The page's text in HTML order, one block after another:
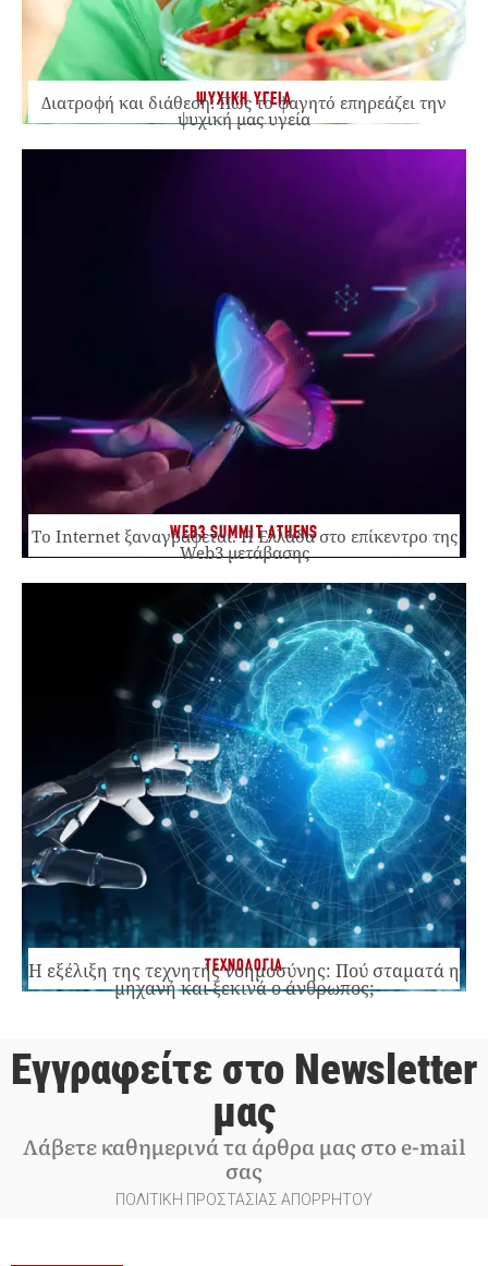
ΨΥΧΙΚΗ ΥΓΕΙΑ
Διατροφή και διάθεση: Πώς το φαγητό επηρεάζει την
ψυχική μας υγεία
WEB3 SUMMIT ATHENS
Το Internet ξαναγράφεται. Η Ελλάδα στο επίκεντρο της
Web3 μετάβασης
ΤΕΧΝΟΛΟΓΙΑ
Η εξέλιξη της τεχνητής νοημοσύνης: Πού σταματά η
μηχανή και ξεκινά ο άνθρωπος;
Εγγραφείτε στο Newsletter
μας
Λάβετε καθημερινά τα άρθρα μας στο e-mail
σας
ΠΟΛΙΤΙΚΗ ΠΡΟΣΤΑΣΙΑΣ ΑΠΟΡΡΗΤΟΥ